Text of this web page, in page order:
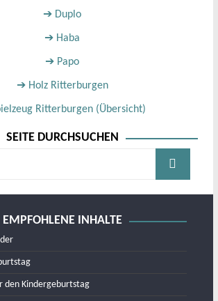
➔ Duplo
➔ Haba
➔ Papo
➔ Holz Ritterburgen
Ritterburgen (Übersicht)
SEITE DURCHSUCHEN
EMPFOHLENE INHALTE
den Kindergeburtstag